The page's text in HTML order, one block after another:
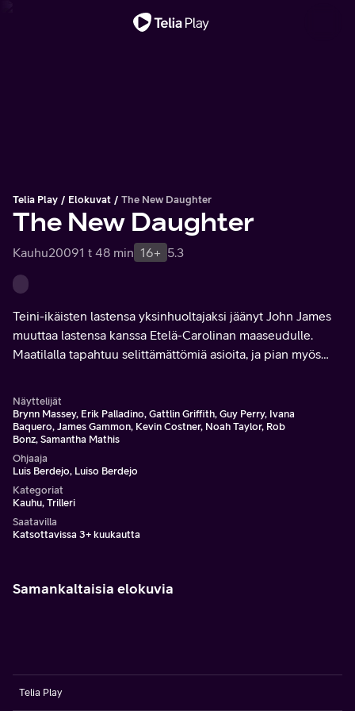
Telia Play Elokuvat The New Daughter
The New Daughter
Kauhu20091 t 48 min 16+ 5.3
Teini-ikäisten lastensa yksinhuoltajaksi jäänyt John James
muuttaa lastensa kanssa Etelä-Carolinan maaseudulle.
Maatilalla tapahtuu selittämättömiä asioita, ja pian myös
Näyttelijät
Brynn Massey, Erik Palladino, Gattlin Griffith, Guy Perry, Ivana
Baquero, James Gammon, Kevin Costner, Noah Taylor, Rob
Bonz, Samantha Mathis
Ohjaaja
Luis Berdejo, Luiso Berdejo
Kategoriat
Kauhu, Trilleri
Saatavilla
Katsottavissa 3+ kuukautta
Samankaltaisia elokuvia
Telia Play